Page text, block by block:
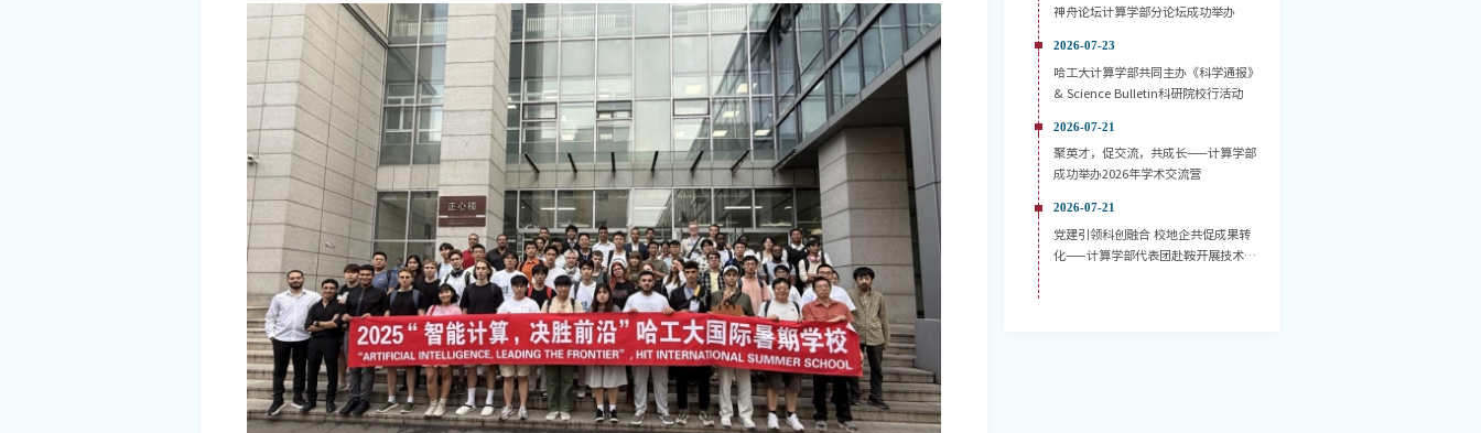
神舟论坛计算学部分论坛成功举办
2026-07-23
哈工大计算学部共同主办《科学通报》
& Science Bulletin科研院校行活动
2026-07-21
聚英才，促交流，共成长——计算学部
成功举办2026年学术交流营
2026-07-21
党建引领科创融合 校地企共促成果转
化——计算学部代表团赴鞍开展技术对